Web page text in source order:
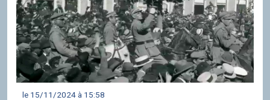
le 15/11/2024 à 15:58